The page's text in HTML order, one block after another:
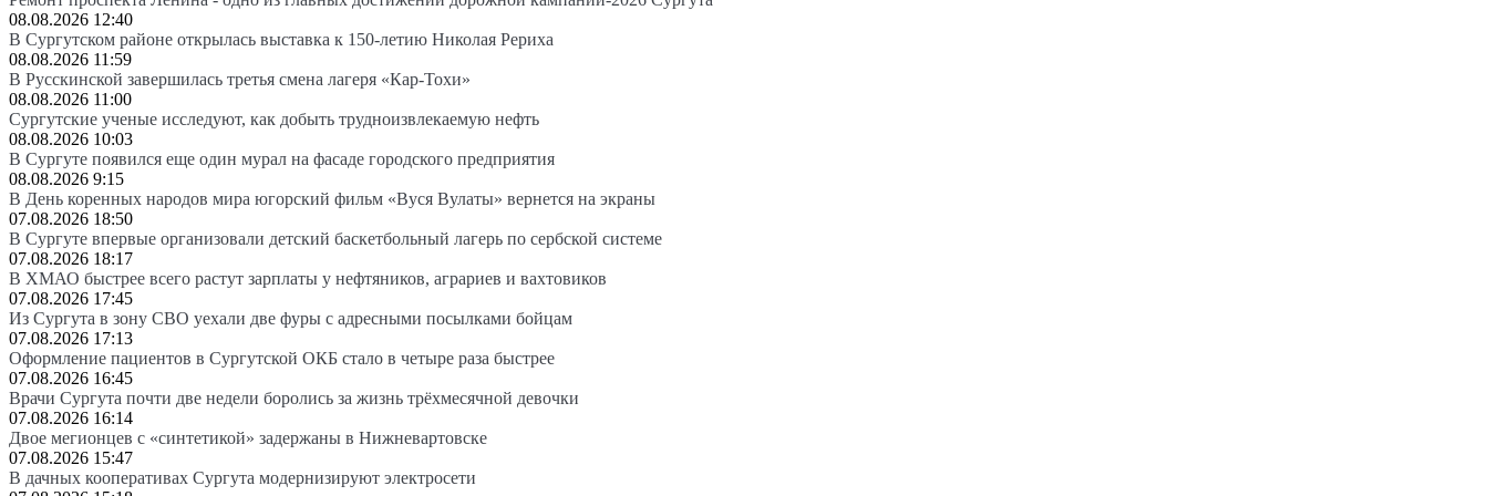
08.08.2026 12:40
В Сургутском районе открылась выставка к 150-летию Николая Рериха
08.08.2026 11:59
В Русскинской завершилась третья смена лагеря «Кар-Тохи»
08.08.2026 11:00
Сургутские ученые исследуют, как добыть трудноизвлекаемую нефть
08.08.2026 10:03
В Сургуте появился еще один мурал на фасаде городского предприятия
08.08.2026 9:15
В День коренных народов мира югорский фильм «Вуся Вулаты» вернется на экраны
07.08.2026 18:50
В Сургуте впервые организовали детский баскетбольный лагерь по сербской системе
07.08.2026 18:17
В ХМАО быстрее всего растут зарплаты у нефтяников, аграриев и вахтовиков
07.08.2026 17:45
Из Сургута в зону СВО уехали две фуры с адресными посылками бойцам
07.08.2026 17:13
Оформление пациентов в Сургутской ОКБ стало в четыре раза быстрее
07.08.2026 16:45
Врачи Сургута почти две недели боролись за жизнь трёхмесячной девочки
07.08.2026 16:14
Двое мегионцев с «синтетикой» задержаны в Нижневартовске
07.08.2026 15:47
В дачных кооперативах Сургута модернизируют электросети